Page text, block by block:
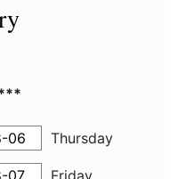
Thursday
Friday